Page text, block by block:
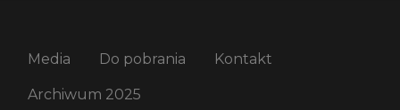
Media Do pobrania Kontakt
Archiwum 2025